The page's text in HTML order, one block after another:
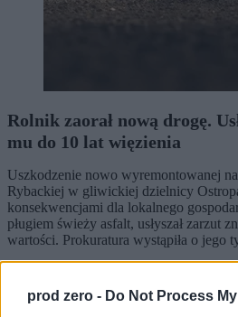
prod zero - Do Not Process
Rolnik zaorał nową drogę.
mu do 10 lat więzienia
Uszkodzenie nowo wyremontowanej
Rybackiej w gliwickiej dzielnicy
konsekwencjami dla lokalnego
pługiem świeży asfalt, usłyszał zarzut
wartości. Prokuratura wystąpiła o jego